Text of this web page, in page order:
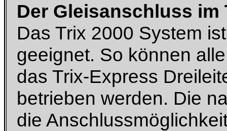
Der Gleisanschluss im
Das Trix 2000 System
geeignet. So können
das Trix-Express
betrieben werden. Die
die